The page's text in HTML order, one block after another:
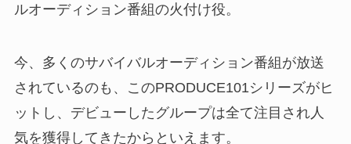
ルオーディション番組の火付け役。
今、多くのサバイバルオーディション番組が放送
されているのも、このPRODUCE101シリーズがヒ
ットし、デビューしたグループは全て注目され人
気を獲得してきたからといえます。